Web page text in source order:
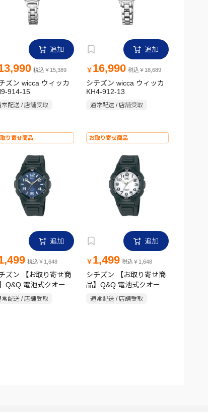
追加
税込￥15,389
ズン wicca ウィッカ
914-15
常配送 / 店舗受取
追加
￥ 16,990 税込￥18,689
シチズン wicca ウィッカ
KH4-912-13
通常配送 / 店舗受取
り寄せ商品
追加
税込￥1,648
ズン 【お取り寄せ商
Q&Q 電池式クオーツ
計 カラーウオッチ
007VK
常配送 / 店舗受取
お取り寄せ商品
追加
￥ 1,499 税込￥1,648
シチズン 【お取り寄せ商
品】Q&Q 電池式クオーツ
時計 カラーウオッチ
V31A-008VK
通常配送 / 店舗受取